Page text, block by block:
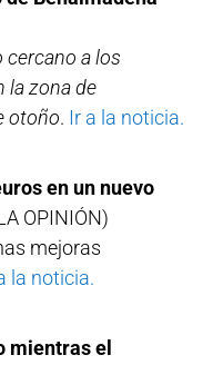
cercano a los
la zona de
otoño. Ir a la noticia.
en un nuevo
OPINIÓN)
mejoras
la noticia.
mientras el